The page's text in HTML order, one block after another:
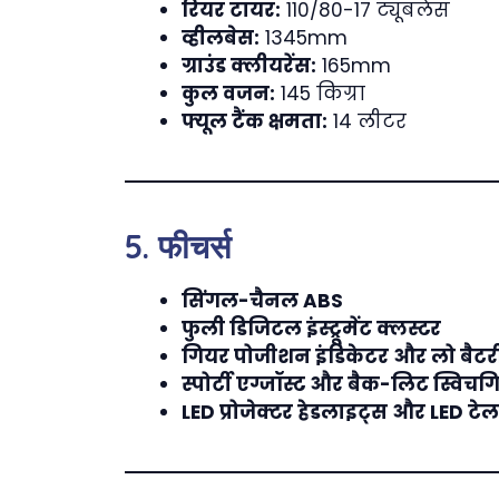
रियर टायर: 110/80-17 ट्यूबलेस
व्हीलबेस: 1345mm
ग्राउंड क्लीयरेंस: 165mm
कुल वजन: 145 किग्रा
फ्यूल टैंक क्षमता: 14 लीटर
5. फीचर्स
सिंगल-चैनल ABS
फुली डिजिटल इंस्ट्रूमेंट क्लस्टर
गियर पोजीशन इंडिकेटर और लो बैटरी
स्पोर्टी एग्जॉस्ट और बैक-लिट
LED प्रोजेक्टर हेडलाइट्स और LED